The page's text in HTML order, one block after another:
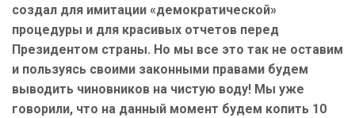
создал для имитации «демократической»
процедуры и для красивых отчетов перед
Президентом страны. Но мы все это так не оставим
и пользуясь своими законными правами будем
выводить чиновников на чистую воду! Мы уже
говорили, что на данный момент будем копить 10